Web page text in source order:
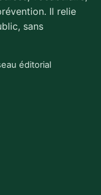
Il relie
sans
éditorial